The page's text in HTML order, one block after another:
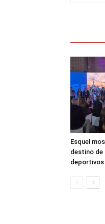
Esquel
destino de
deportivos